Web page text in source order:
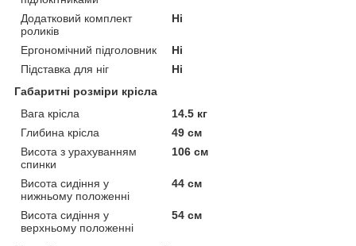
Додатковий комплект
роликів
Ні
Ергономічний підголовник
Ні
Підставка для ніг
Ні
Габаритні розміри крісла
Вага крісла
14.5 кг
Глибина крісла
49 см
Висота з урахуванням
спинки
106 см
Висота сидіння у
нижньому положенні
44 см
Висота сидіння у
верхньому положенні
54 см